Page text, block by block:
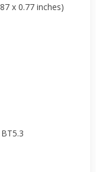
x 0.77 inches)